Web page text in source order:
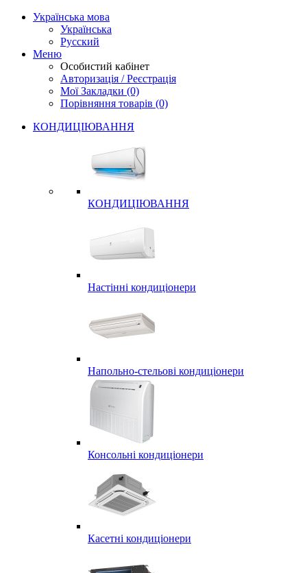
Українська мова
Українська
Русский
Меню
Особистий кабінет
Авторизація / Реєстрація
Мої Закладки (0)
Порівняння товарів (0)
КОНДИЦІЮВАННЯ
КОНДИЦІЮВАННЯ
Настінні кондиціонери
Напольно-стельові кондиціонери
Консольні кондиціонери
Касетні кондиціонери